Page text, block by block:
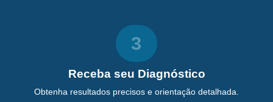
3
Receba seu Diagnóstico
Obtenha resultados precisos e orientação detalhada.